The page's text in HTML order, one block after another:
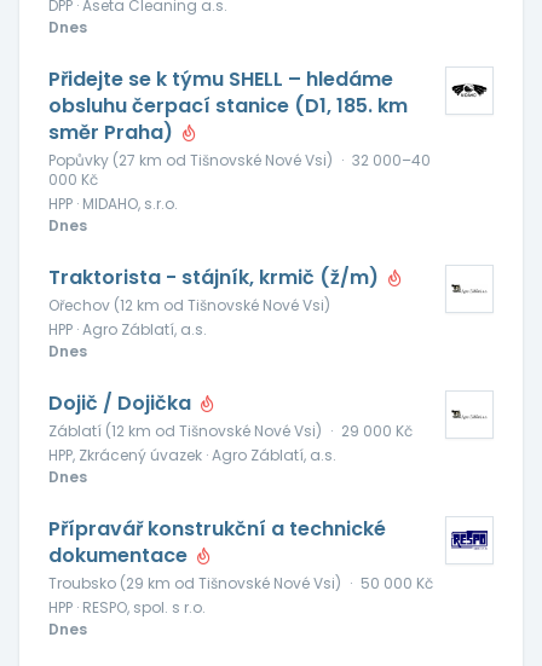
DPP · Aseta Cleaning a.s.
Dnes
Přidejte se k týmu SHELL – hledáme
obsluhu čerpací stanice (D1, 185. km
směr Praha)
Popůvky (27 km od Tišnovské Nové Vsi) · 32 000–40
000 Kč
HPP · MIDAHO, s.r.o.
Dnes
Traktorista - stájník, krmič (ž/m)
Ořechov (12 km od Tišnovské Nové Vsi)
HPP · Agro Záblatí, a.s.
Dnes
Dojič / Dojička
Záblatí (12 km od Tišnovské Nové Vsi) · 29 000 Kč
HPP, Zkrácený úvazek · Agro Záblatí, a.s.
Dnes
Přípravář konstrukční a technické
dokumentace
Troubsko (29 km od Tišnovské Nové Vsi) · 50 000 Kč
HPP · RESPO, spol. s r.o.
Dnes